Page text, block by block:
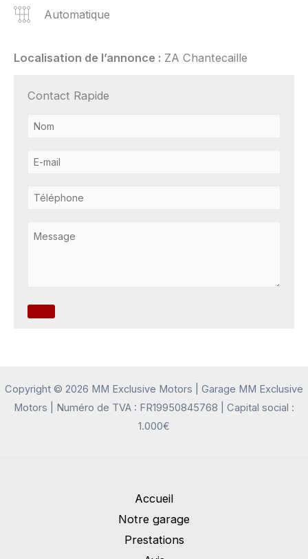
Automatique
Localisation de l’annonce : ZA Chantecaille
Contact Rapide
Copyright © 2026 MM Exclusive Motors | Garage MM Exclusive
Motors | Numéro de TVA : FR19950845768 | Capital social :
1.000€
Accueil
Notre garage
Prestations